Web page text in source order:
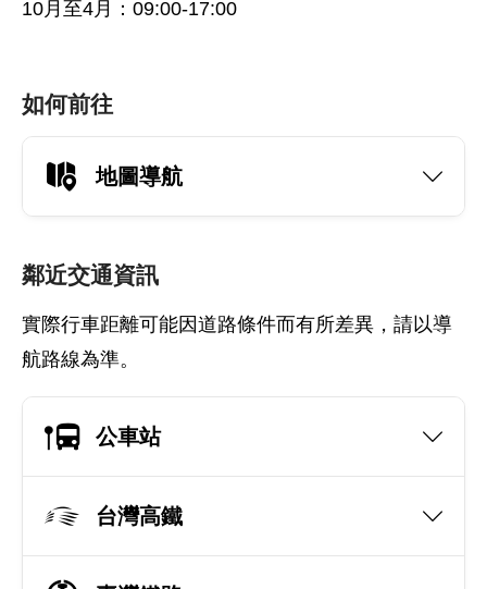
10月至4月：09:00-17:00
如何前往
地圖導航
鄰近交通資訊
實際行車距離可能因道路條件而有所差異，請以導
航路線為準。
公車站
台灣高鐵